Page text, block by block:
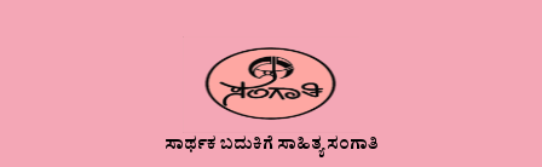
ಸಾರ್ಥಕ ಬದುಕಿಗೆ ಸಾಹಿತ್ಯ ಸಂಗಾತಿ